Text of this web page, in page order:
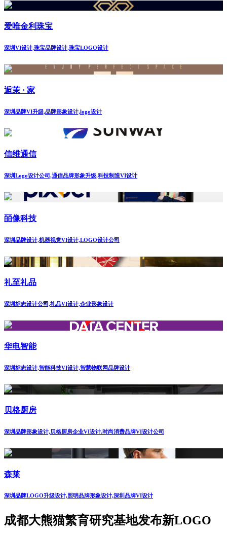
爱唯金利珠宝
深圳VI设计,珠宝品牌设计,珠宝LOGO设计
逅茉 · 家
深圳品牌VI升级,品牌形象设计,logo设计
信维通信
深圳Logo设计公司,通信品牌形象升级,科技制造VI设计
皕像科技
深圳品牌设计,机器视觉VI设计,LOGO设计公司
礼至礼品
深圳标志设计公司,礼品VI设计,企业形象设计
华电智能
深圳标志设计,智能科技VI设计,智慧物联网品牌设计
贝格厨房
深圳品牌形象设计,贝格厨房企业VI设计.时尚消费品牌VI设计公司
森莱
深圳品牌LOGO升级设计,照明品牌形象设计,深圳品牌VI设计
成都大熊猫繁育研究基地发布新LOGO